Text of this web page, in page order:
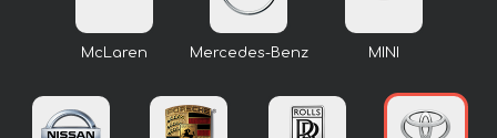
McLaren Mercedes-Benz MINI